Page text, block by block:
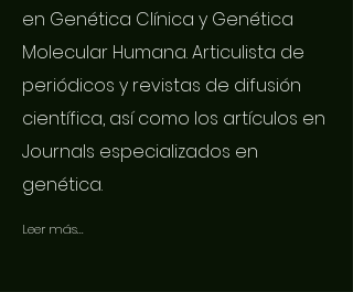
en Genética Clínica y Genética
Molecular Humana. Articulista de
periódicos y revistas de difusión
científica, así como los artículos en
Journals especializados en
genética.
Leer más...